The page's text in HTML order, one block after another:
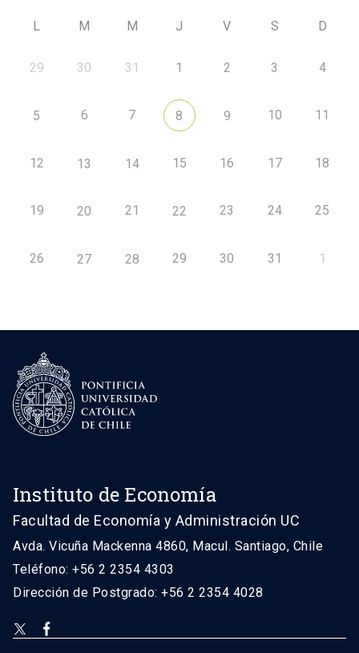
L M M J V S D
29 30 31 1 2 3 4
5 6 7 8 9 10 11
12 13 14 15 16 17 18
19 20 21 22 23 24 25
26 27 28 29 30 31 1
Instituto de Economía
Facultad de Economía y Administración UC
Avda. Vicuña Mackenna 4860, Macul. Santiago, Chile
Teléfono: +56 2 2354 4303
Dirección de Postgrado: +56 2 2354 4028